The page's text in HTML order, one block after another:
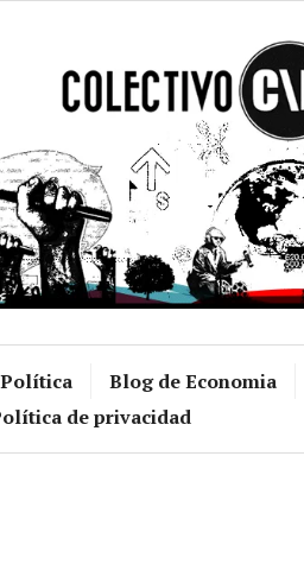
Blog de Economia
de privacidad